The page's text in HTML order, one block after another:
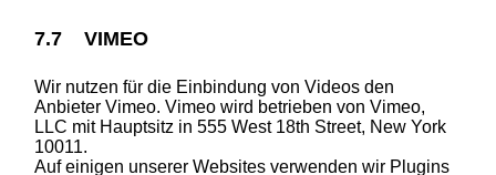
7.7 VIMEO
Wir nutzen für die Einbindung von Videos den
Anbieter Vimeo. Vimeo wird betrieben von Vimeo,
LLC mit Hauptsitz in 555 West 18th Street, New York
10011.
Auf einigen unserer Websites verwenden wir Plugins